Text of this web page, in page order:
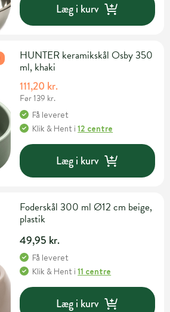
Læg i kurv
HUNTER keramikskål Osby 350
ml, khaki
111,20 kr.
Før 139 kr.
Få leveret
Klik & Hent i12 centre
Læg i kurv
Foderskål 300 ml Ø12 cm beige,
plastik
49,95 kr.
Få leveret
Klik & Hent i11 centre
Læg i kurv